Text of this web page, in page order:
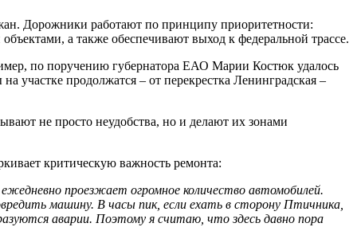
Дорожники работают по принципу приоритетности:
а также обеспечивают выход к федеральной трассе.
по поручению губернатора ЕАО Марии Костюк удалось
участке продолжатся – от перекрестка Ленинградская –
не просто неудобства, но и делают их зонами
критическую важность ремонта:
проезжает огромное количество автомобилей.
машину. В часы пик, если ехать в сторону Птичника,
аварии. Поэтому я считаю, что здесь давно пора